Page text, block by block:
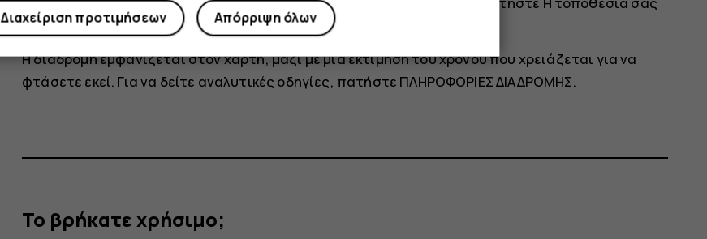
και αναζητήστε μια νέα αφετηρία.
Η διαδρομή εμφανίζεται στον χάρτη, μαζί με μια εκτίμηση του χρόνου που χρειάζεται για να
φτάσετε εκεί. Για να δείτε αναλυτικές οδηγίες, πατήστε ΠΛΗΡΟΦΟΡΙΕΣ ΔΙΑΔΡΟΜΗΣ.
Το βρήκατε χρήσιμο;
Απόρριψη όλων
Διαχείριση προτιμήσεων